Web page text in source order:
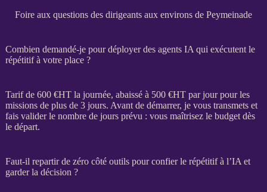
Foire aux questions des dirigeants aux environs de Peymeinade
Combien demandé-je pour déployer des agents IA qui exécutent le
répétitif à votre place ?
Tarif de 600 €HTla journée, abaissé à 500 €HTpar jour pour les
missionsde plus de 3 jours. Avant de démarrer, je vous transmets et
fais valider le nombre de jours prévu : vous maîtrisez le budget dès
le départ.
Faut-il repartir de zéro côté outils pour confier le répétitif à l’IA et
garder la décision ?